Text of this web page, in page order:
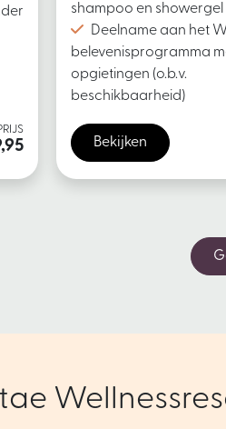
shampoo en showergel
Deelname aan het
belevenisprogramma
opgietingen (o.b.v.
beschikbaarheid)
Bekijken